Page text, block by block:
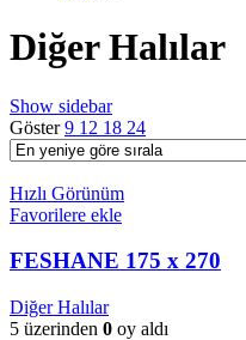
Diğer Halılar
Show sidebar
Göster9 12 18 24
Hızlı Görünüm
Favorilere ekle
FESHANE 175 x 270
Diğer Halılar
5 üzerinden 0 oy aldı